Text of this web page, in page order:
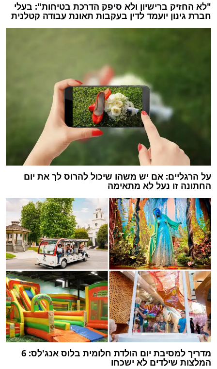
"לא החזיק ברישיון ולא סיפק הדרכת בטיחות": בעלי
חברת גינון יועמד לדין בעקבות תאונת עבודה קטלנית
על הרגליים: אם יש משהו שיכול להרוס לך את יום
החתונה זו נעל לא מתאימה
מדריך למסיבת יום הולדת חלומית בלוס אנג'לס: 6
המלצות שילדים לא ישכחו